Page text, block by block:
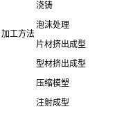
加工方法
浇铸
泡沫处理
片材挤出成型
型材挤出成型
压缩模塑
注射成型